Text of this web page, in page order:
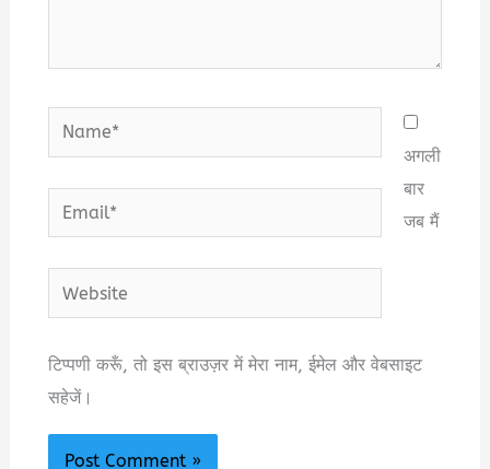
Name*
Email*
Website
अगली
बार
जब मैं
टिप्पणी करूँ, तो इस ब्राउज़र में मेरा नाम, ईमेल और वेबसाइट
सहेजें।